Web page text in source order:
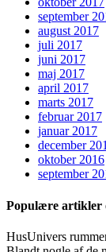
september
august 2017
juli 2017
juni 2017
maj 2017
april 2017
marts 2017
februar 2017
januar 2017
december
oktober 2016
september
Populære artikler
HusUnivers